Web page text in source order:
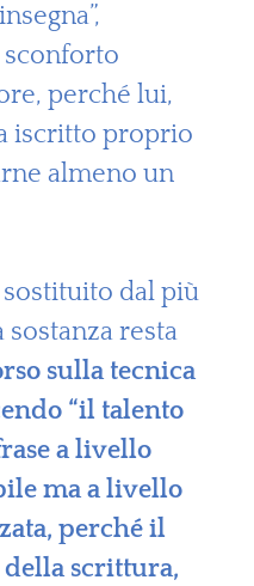
perché lui,
iscritto proprio
almeno un
sostituito dal più
sostanza resta
sulla tecnica
“il talento
a livello
ma a livello
perché il
della scrittura,